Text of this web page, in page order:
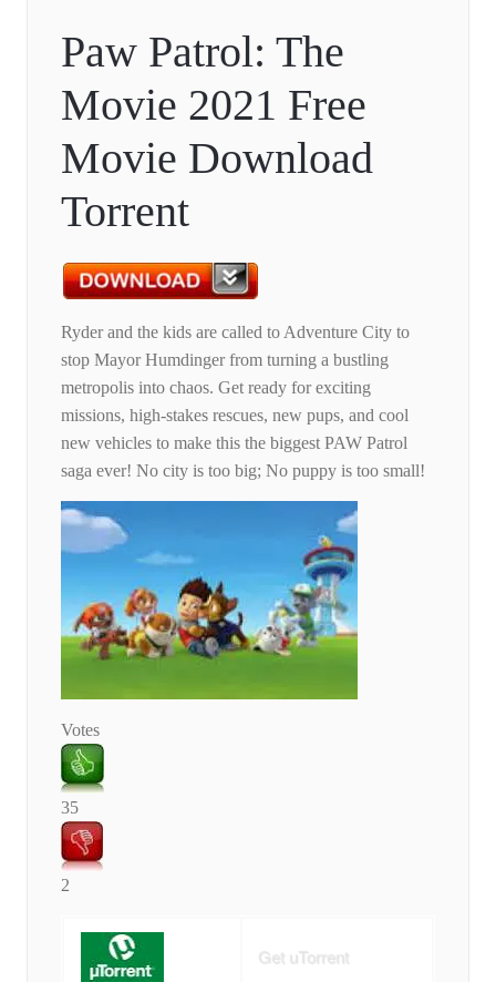
Paw Patrol: The
Movie 2021 Free
Movie Download
Torrent
Ryder and the kids are called to Adventure City to
stop Mayor Humdinger from turning a bustling
metropolis into chaos. Get ready for exciting
missions, high-stakes rescues, new pups, and cool
new vehicles to make this the biggest PAW Patrol
saga ever! No city is too big; No puppy is too small!
Votes
35
2
Get uTorrent